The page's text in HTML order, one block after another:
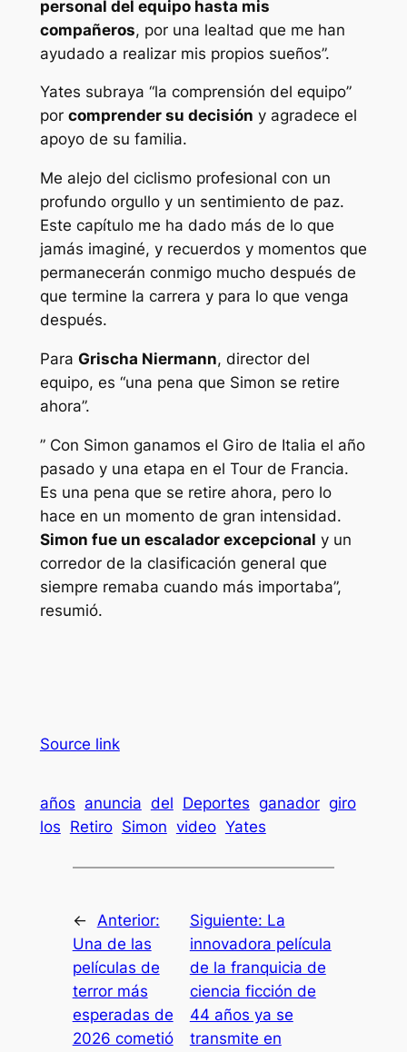
personal del equipo hasta mis
compañeros, por una lealtad que me han
ayudado a realizar mis propios sueños”.
Yates subraya “la comprensión del equipo”
por comprender su decisión y agradece el
apoyo de su familia.
Me alejo del ciclismo profesional con un
profundo orgullo y un sentimiento de paz.
Este capítulo me ha dado más de lo que
jamás imaginé, y recuerdos y momentos que
permanecerán conmigo mucho después de
que termine la carrera y para lo que venga
después.
Para Grischa Niermann, director del
equipo, es “una pena que Simon se retire
ahora”.
” Con Simon ganamos el Giro de Italia el año
pasado y una etapa en el Tour de Francia.
Es una pena que se retire ahora, pero lo
hace en un momento de gran intensidad.
Simon fue un escalador excepcional y un
corredor de la clasificación general que
siempre remaba cuando más importaba”,
resumió.
Source link
años anuncia del Deportes ganador giro
los Retiro Simon video Yates
← Anterior:
Una de las
películas de
terror más
esperadas de
2026 cometió
Siguiente: La
innovadora película
de la franquicia de
ciencia ficción de
44 años ya se
transmite en